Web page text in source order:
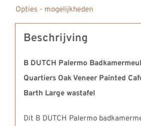
Barth
aantal
Opties - mogelijkheden
Beschrijving
B DUTCH Palermo
Quartiers Oak Veneer Painted
Barth Large wastafel
Dit B DUTCH Palermo